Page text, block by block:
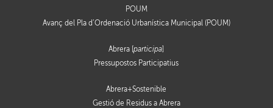
POUM
Avanç del Pla d’Ordenació Urbanística Municipal (POUM)
Abrera [participa]
Pressupostos Participatius
Abrera+Sostenible
Gestió de Residus a Abrera